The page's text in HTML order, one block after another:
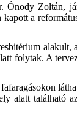
Ónody Zoltán,
a
alakult,
folytak. A
alatt található